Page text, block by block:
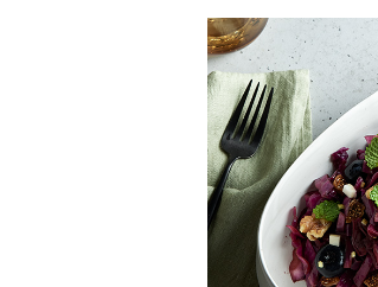
味噌で味付けし
セになる和風ポ
のうま味と程よ
チ。
くるみの食物繊
にもやさしい一